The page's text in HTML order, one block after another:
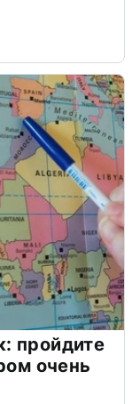
пройдите
очень